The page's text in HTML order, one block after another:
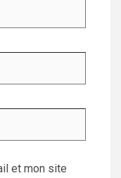
et mon site